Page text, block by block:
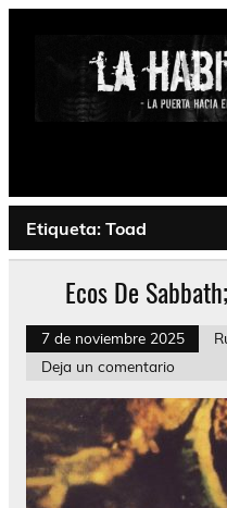
Saltar
Psychedelic, Stoner,
Etiqueta: Toad
Ecos De
7 de noviembre 2025
Deja un comentario